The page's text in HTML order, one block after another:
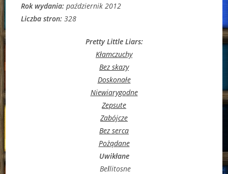
Rok wydania:październik 2012
Liczba stron:328
Pretty Little Liars:
Kłamczuchy
Bez skazy
Doskonałe
Niewiarygodne
Zepsute
Zabójcze
Bez serca
Pożądane
Uwikłane
Bellitosne